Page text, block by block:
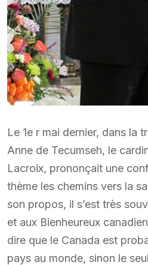
Le 1e r mai dernier, dans la
Anne de Tecumseh, le
Lacroix, prononçait une
thème les chemins vers la
son propos, il s’est très
et aux Bienheureux
dire que le Canada est
pays au monde, sinon le